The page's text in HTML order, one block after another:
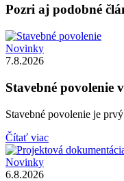
Pozri aj podobné
Novinky
7.8.2026
Stavebné povolenie
Stavebné povolenie je
Čítať viac
Novinky
6.8.2026